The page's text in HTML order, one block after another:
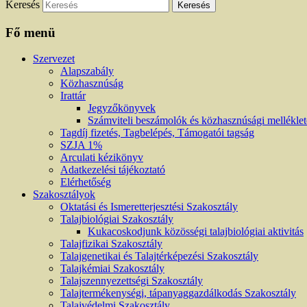
Keresés
Fő menü
Szervezet
Alapszabály
Közhasznúság
Irattár
Jegyzőkönyvek
Számviteli beszámolók és közhasznúsági
Tagdíj fizetés, Tagbelépés, Támogatói tagság
SZJA 1%
Arculati kézikönyv
Adatkezelési tájékoztató
Elérhetőség
Szakosztályok
Oktatási és Ismeretterjesztési Szakosztály
Talajbiológiai Szakosztály
Kukacoskodjunk közösségi talajbiológiai aktivitás
Talajfizikai Szakosztály
Talajgenetikai és Talajtérképezési Szakosztály
Talajkémiai Szakosztály
Talajszennyezettségi Szakosztály
Talajtermékenységi, tápanyaggazdálkodás Szakosztály